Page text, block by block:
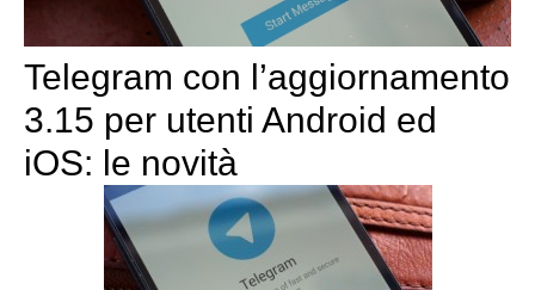
Telegram con l’aggiornamento
3.15 per utenti Android ed
iOS: le novità